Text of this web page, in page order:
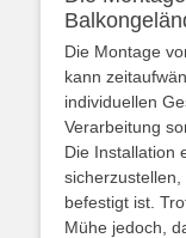
Die Montage
kann
individuellen
Verarbeitung
Die Installation
befestigt ist.
Mühe jedoch,